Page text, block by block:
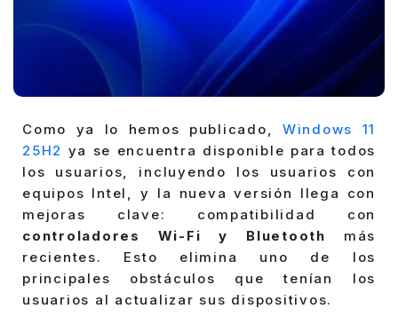
Como ya lo hemos publicado, Windows 11
25H2 ya se encuentra disponible para todos
los usuarios, incluyendo los usuarios con
equipos Intel, y la nueva versión llega con
mejoras clave: compatibilidad con
controladores Wi-Fi y Bluetooth más
recientes. Esto elimina uno de los
principales obstáculos que tenían los
usuarios al actualizar sus dispositivos.